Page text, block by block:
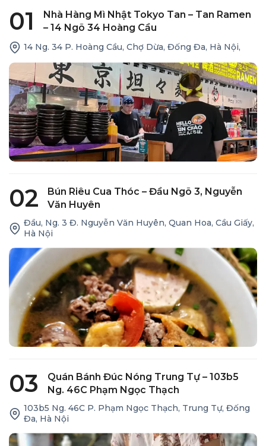
01
Nhà Hàng Mì Nhật Tokyo Tan – Tan Ramen
– 14 Ngõ 34 Hoàng Cầu
14 Ng. 34 P. Hoàng Cầu, Chợ Dừa, Đống Đa, Hà Nội,
02
Bún Riêu Cua Thóc – Đầu Ngõ 3, Nguyễn
Văn Huyên
Đầu, Ng. 3 Đ. Nguyễn Văn Huyên, Quan Hoa, Cầu Giấy,
Hà Nội
03
Quán Bánh Đúc Nóng Trung Tự – 103b5
Ng. 46C Phạm Ngọc Thạch
103b5 Ng. 46C P. Phạm Ngọc Thạch, Trung Tự, Đống
Đa, Hà Nội